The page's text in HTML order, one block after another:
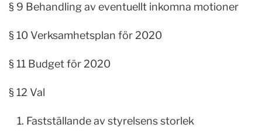
§ 9 Behandling av eventuellt inkomna motioner
§ 10 Verksamhetsplan för 2020
§ 11 Budget för 2020
§ 12 Val
Fastställande av styrelsens storlek